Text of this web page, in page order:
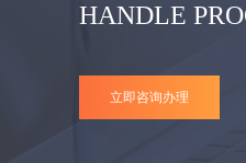
HANDLE
立即咨询办理